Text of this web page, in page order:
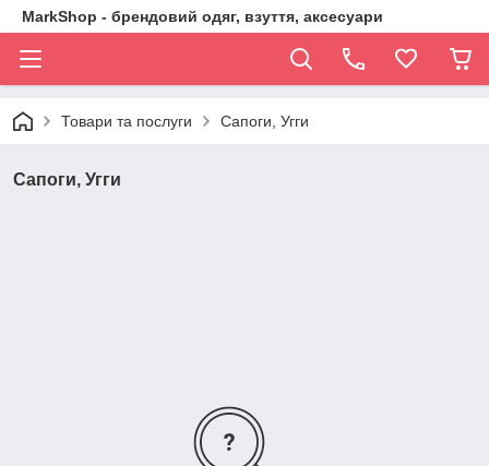
MarkShop - брендовий одяг, взуття, аксесуари
Товари та послуги Сапоги, Угги
Сапоги, Угги